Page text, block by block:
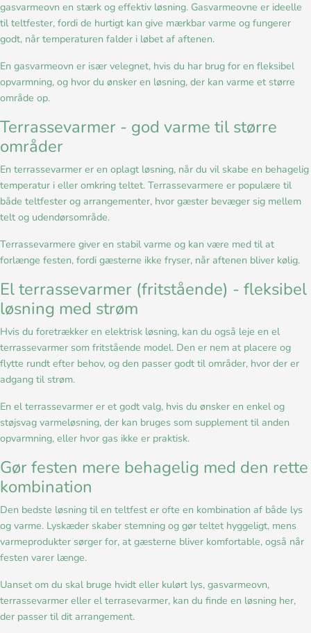
gasvarmeovn en stærk og effektiv løsning. Gasvarmeovne er ideelle
til teltfester, fordi de hurtigt kan give mærkbar varme og fungerer
godt, når temperaturen falder i løbet af aftenen.
En gasvarmeovn er især velegnet, hvis du har brug for en fleksibel
opvarmning, og hvor du ønsker en løsning, der kan varme et større
område op.
Terrassevarmer - god varme til større
områder
En terrassevarmer er en oplagt løsning, når du vil skabe en behagelig
temperatur i eller omkring teltet. Terrassevarmere er populære til
både teltfester og arrangementer, hvor gæster bevæger sig mellem
telt og udendørsområde.
Terrassevarmere giver en stabil varme og kan være med til at
forlænge festen, fordi gæsterne ikke fryser, når aftenen bliver kølig.
El terrassevarmer (fritstående) - fleksibel
løsning med strøm
Hvis du foretrækker en elektrisk løsning, kan du også leje en el
terrassevarmer som fritstående model. Den er nem at placere og
flytte rundt efter behov, og den passer godt til områder, hvor der er
adgang til strøm.
En el terrassevarmer er et godt valg, hvis du ønsker en enkel og
støjsvag varmeløsning, der kan bruges som supplement til anden
opvarmning, eller hvor gas ikke er praktisk.
Gør festen mere behagelig med den rette
kombination
Den bedste løsning til en teltfest er ofte en kombination af både lys
og varme. Lyskæder skaber stemning og gør teltet hyggeligt, mens
varmeprodukter sørger for, at gæsterne bliver komfortable, også når
festen varer længe.
Uanset om du skal bruge hvidt eller kulørt lys, gasvarmeovn,
terrassevarmer eller el terrasevarmer, kan du finde en løsning her,
der passer til dit arrangement.